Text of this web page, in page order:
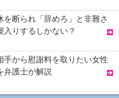
を断られ「辞めろ」と非難さ
りするしかない？
手から慰謝料を取りたい女性
弁護士が解説